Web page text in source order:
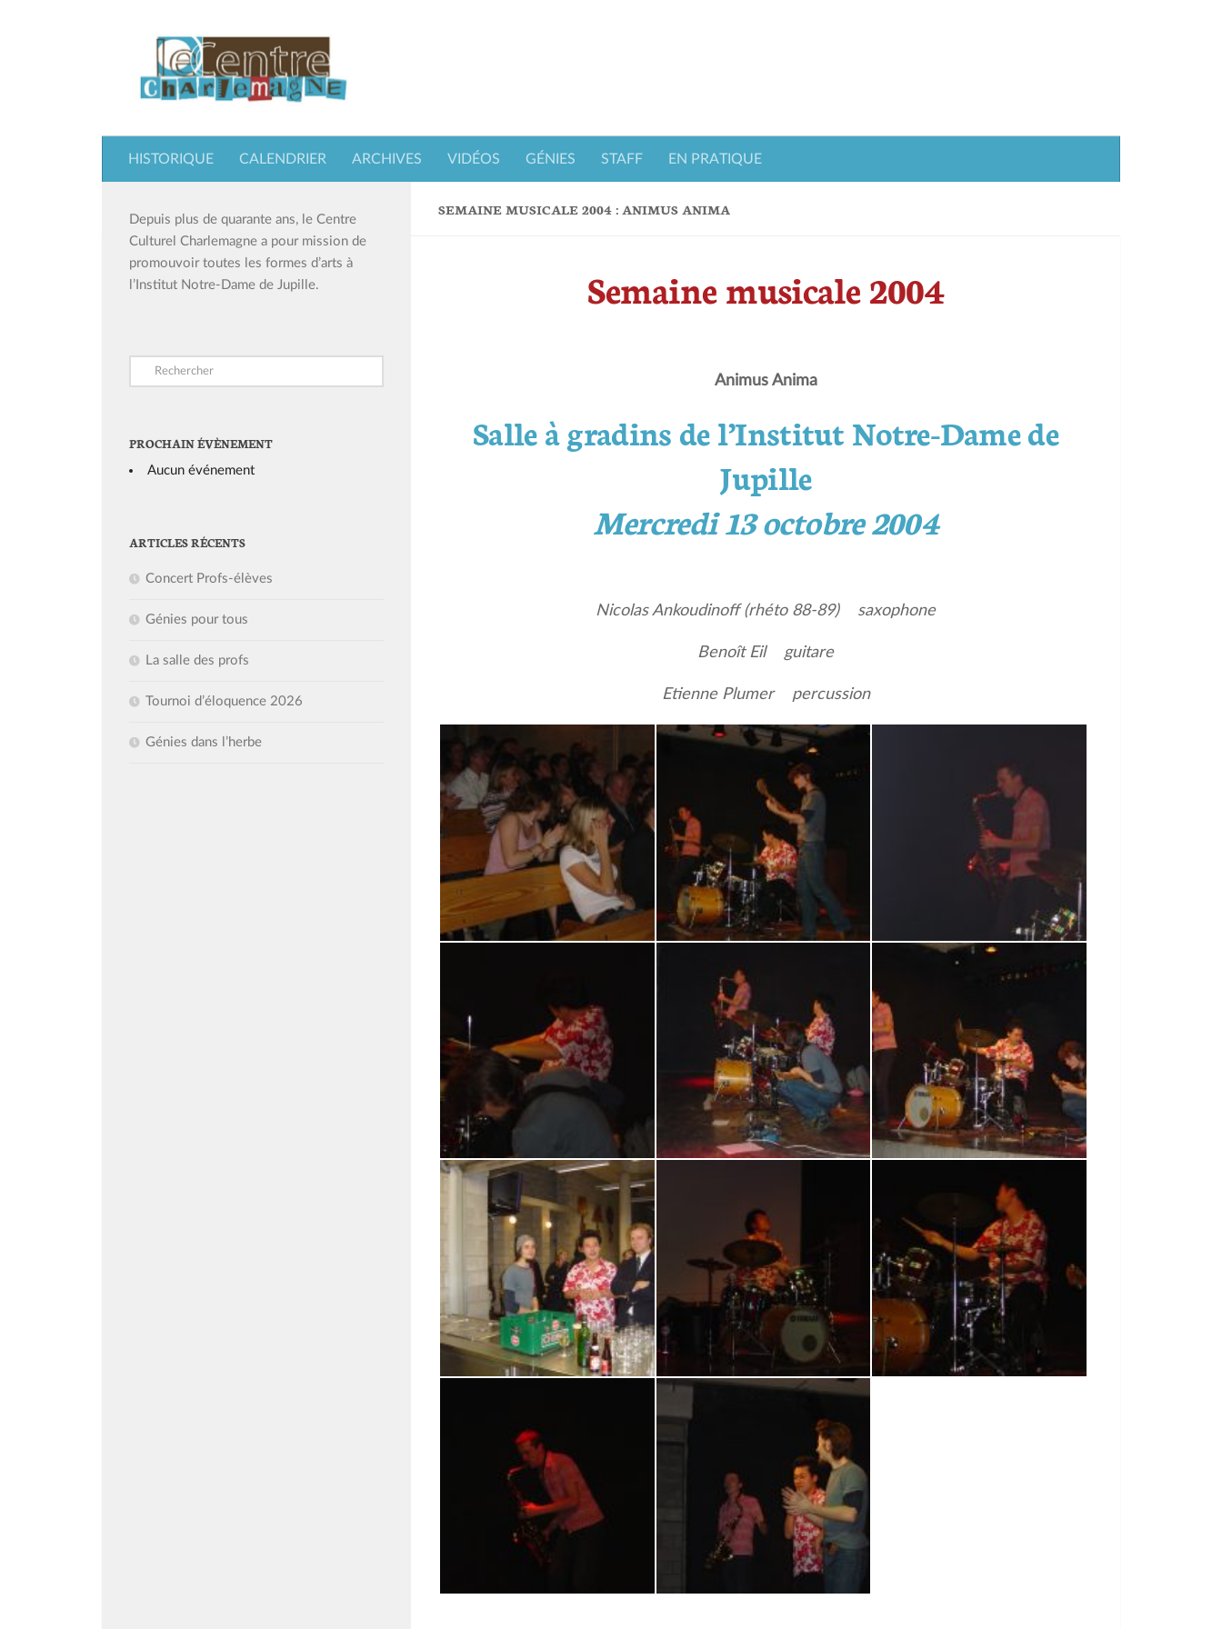
HISTORIQUE CALENDRIER ARCHIVES VIDÉOS GÉNIES STAFF EN PRATIQUE
SEMAINE MUSICALE 2004 : ANIMUS ANIMA
Semaine musicale 2004
Animus Anima
Salle à gradins de l’Institut Notre-Dame de
Jupille
Mercredi 13 octobre 2004
Nicolas Ankoudinoff (rhéto 88-89) saxophone
Benoît Eil guitare
Etienne Plumer percussion
Depuis plus de quarante ans, le Centre
Culturel Charlemagne a pour mission de
promouvoir toutes les formes d’arts à
l’Institut Notre-Dame de Jupille.
PROCHAIN ÉVÈNEMENT
Aucun événement
ARTICLES RÉCENTS
Concert Profs-élèves
Génies pour tous
La salle des profs
Tournoi d’éloquence 2026
Génies dans l’herbe